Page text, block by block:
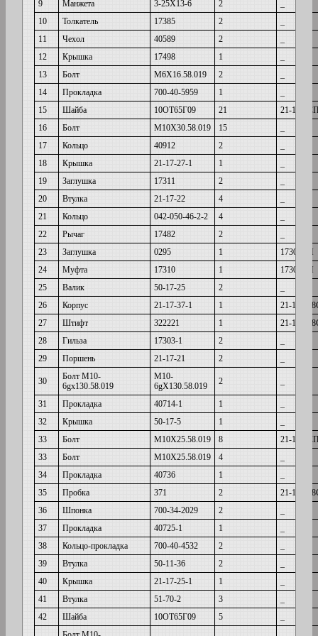
9
Манжета 3-25Х13-6 2
10
Толкатель 17385 2
11
Чехол 40589 2
12
Крышка 17498 1
13
Болт М6Х16.58.019 2
14
Прокладка 700-40-5959 1
15
Шайба 10ОТ65Г09 21
21-17-
16
Болт М10Х30.58.019 15
17
Кольцо 40912 2
18
Крышка 21-17-27-1 1
19
Заглушка 17311 2
20
Втулка 21-17-22 4
21
Кольцо 042-050-46-2-2 4
22
Рычаг 17482 2
23
Заглушка 0295 1
17309СП
24
Муфта 17310 1
17309СП
25
Валик 50-17-25 2
26
Корпус 21-17-37-1 1
21-17-
27
Штифт 322221 1
21-17-
28
Гильза 17303-1 2
29
Поршень 21-17-21 2
30
Болт М10-
6gх130.58.019
М10-
6gХ130.58.019
2
31 Прокладка 40714-1 1
32
Крышка 50-17-5 1
33
Болт М10Х25.58.019 8
21-17-
33
Болт М10Х25.58.019 4
34
Прокладка 40736 1
35
Пробка 371 2
21-17-
36
Шпонка 700-34-2029 2
37
Прокладка 40725-1 1
38
Кольцо-прокладка 700-40-4532 2
39
Втулка 50-11-36 2
40
Крышка 21-17-25-1 1
41
Втулка 51-70-2 3
42
Шайба 10ОТ65Г09 5